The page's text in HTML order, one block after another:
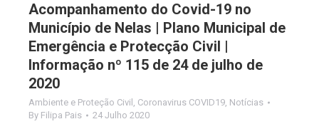
Acompanhamento do Covid-19 no
Município de Nelas | Plano Municipal de
Emergência e Protecção Civil |
Informação nº 115 de 24 de julho de
2020
Ambiente e Proteção Civil , Coronavirus COVID19, Notícias
By Filipa Pais 24 Julho 2020